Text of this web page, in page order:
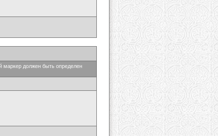
маркер должен быть определен